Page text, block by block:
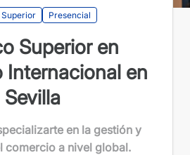
Presencial
Superior en
Internacional en
Sevilla
en la gestión y
comercio a nivel global.